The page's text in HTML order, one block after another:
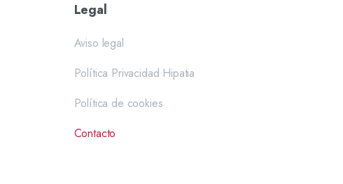
Legal
Aviso legal
Política Privacidad Hipatia
Política de cookies
Contacto